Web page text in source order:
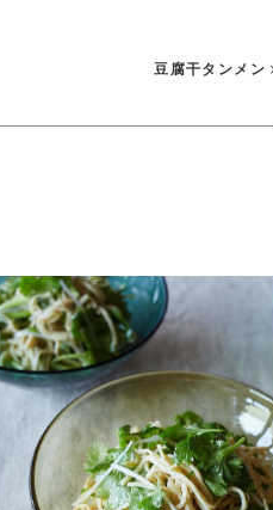
豆腐干タンメン